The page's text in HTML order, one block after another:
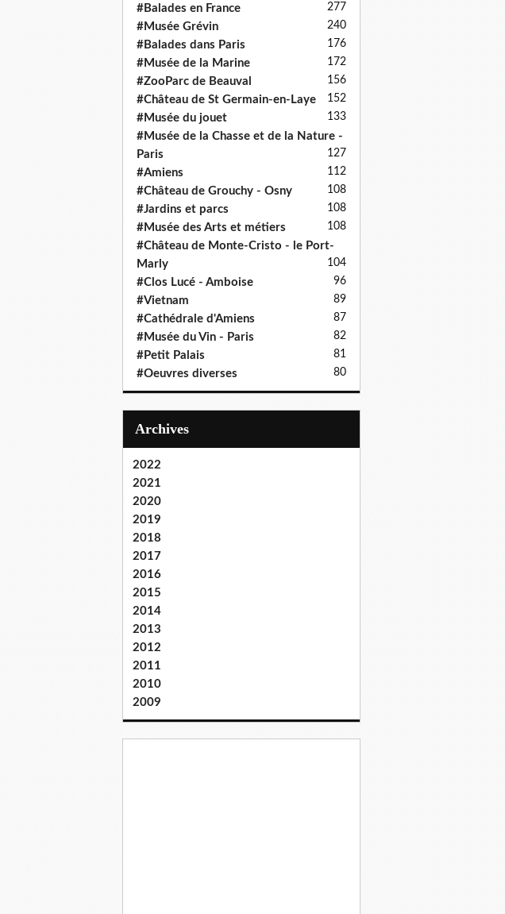
#Balades en France 277
#Musée Grévin 240
#Balades dans Paris 176
#Musée de la Marine 172
#ZooParc de Beauval 156
#Château de St Germain-en-Laye 152
#Musée du jouet 133
#Musée de la Chasse et de la Nature -
Paris
127
#Amiens 112
#Château de Grouchy - Osny 108
#Jardins et parcs 108
#Musée des Arts et métiers 108
#Château de Monte-Cristo - le Port-
Marly
104
#Clos Lucé - Amboise 96
#Vietnam 89
#Cathédrale d'Amiens 87
#Musée du Vin - Paris 82
#Petit Palais 81
#Oeuvres diverses 80
Archives
2022
2021
2020
2019
2018
2017
2016
2015
2014
2013
2012
2011
2010
2009